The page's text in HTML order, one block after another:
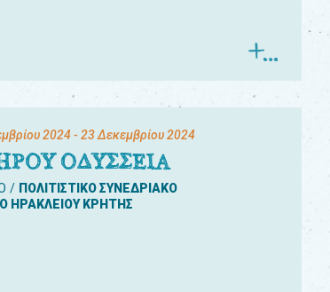
2024- 23 Δεκεμβρίου 2024
ΟΔΥΣΣΕΙΑ
ΠΟΛΙΤΙΣΤΙΚΟ ΣΥΝΕΔΡΙΑΚΟ
ΗΡΑΚΛΕΙΟΥ ΚΡΗΤΗΣ